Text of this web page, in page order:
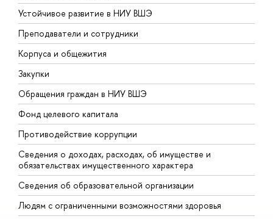
Устойчивое развитие в НИУ ВШЭ
Преподаватели и сотрудники
Корпуса и общежития
Закупки
Обращения граждан в НИУ ВШЭ
Фонд целевого капитала
Противодействие коррупции
Сведения о доходах, расходах, об имуществе и
обязательствах имущественного характера
Сведения об образовательной организации
Людям с ограниченными возможностями здоровья